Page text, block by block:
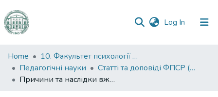
Log In (current)
Communities
&
Collections
Home
10. Факультет психології та соціальної роботи
Педагогічні науки
Статті та доповіді ФПСР (Педагогічні науки)
Причини та наслідки вживання наркогенних речовин студентською молоддю